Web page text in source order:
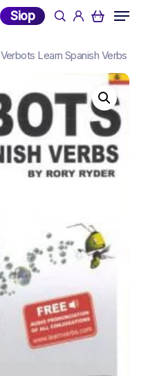
Siop searchaccount
Menu
Verbots Learn Spanish Verbs